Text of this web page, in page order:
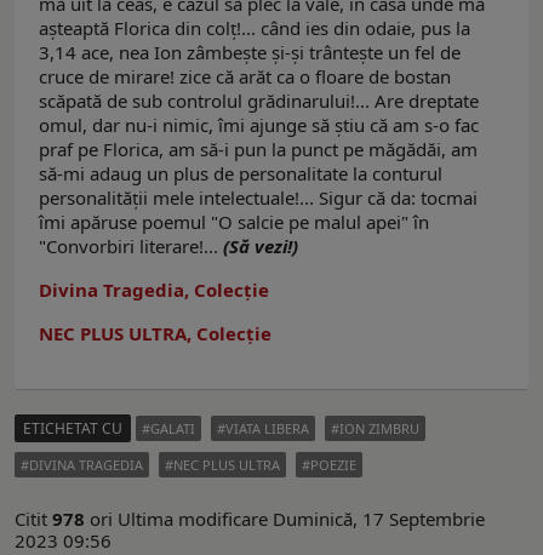
aşteaptă Florica din colţ!... când ies din odaie, pus la
3,14 ace, nea Ion zâmbeşte şi-şi trânteşte un fel de
cruce de mirare! zice că arăt ca o floare de bostan
scăpată de sub controlul grădinarului!... Are dreptate
omul, dar nu-i nimic, îmi ajunge să ştiu că am s-o fac
praf pe Florica, am să-i pun la punct pe măgădăi, am
să-mi adaug un plus de personalitate la conturul
personalităţii mele intelectuale!... Sigur că da: tocmai
îmi apăruse poemul "O salcie pe malul apei" în
"Convorbiri literare!... (Să vezi!)
Divina Tragedia, Colecție
NEC PLUS ULTRA, Colecție
ETICHETAT CU GALATI VIATA LIBERA
ION ZIMBRU
DIVINA TRAGEDIA
NEC PLUS ULTRA POEZIE
Citit 978 ori Ultima modificare Duminică, 17 Septembrie
2023 09:56